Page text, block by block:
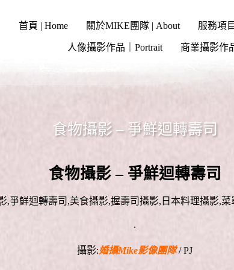
首頁 | Home 關於MIKE團隊 | About 服務項
人像攝影作品｜Portrait 商業攝影作
食物攝影 – 爭鮮迴轉壽司
食物攝影 – 爭鮮迴轉壽司
,爭鮮迴轉壽司,美食攝影,握壽司攝影,日本料理攝影,
.
攝影:婚攝Mike影像團隊/ PJ